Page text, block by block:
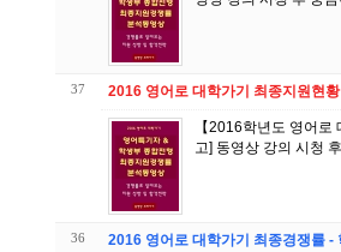
37 2016 영어로 대학가기 최종지원현
【2016학년도 영어
36 2016 영어로 대학가기 최종경쟁률 -